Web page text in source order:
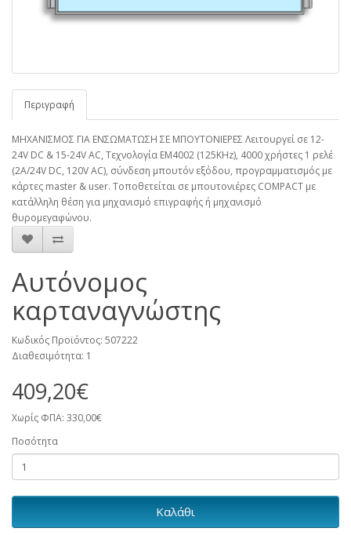
Περιγραφή
ΜΗΧΑΝΙΣΜΟΣ ΓΙΑ ΕΝΣΩΜΑΤΩΣΗ ΣΕ ΜΠΟΥΤΟΝΙΕΡΕΣ Λειτουργεί σε 12-
24V DC & 15-24V AC, Τεχνολογία EM4002 (125KHz), 4000 χρήστες 1 ρελέ
(2Α/24V DC, 120V AC), σύνδεση μπουτόν εξόδου, προγραμματισμός με
κάρτες master & user. Τοποθετείται σε μπουτονιέρες COMPACT με
κατάλληλη θέση για μηχανισμό επιγραφής ή μηχανισμό
θυρομεγαφώνου.
Αυτόνομος
καρταναγνώστης
Κωδικός Προϊόντος: 507222
Διαθεσιμότητα: 1
409,20€
Χωρίς ΦΠΑ: 330,00€
Ποσότητα
Καλάθι